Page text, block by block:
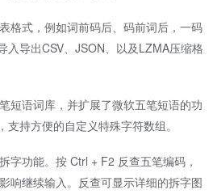
格式，例如词前码后、码前词后，一码
入导出CSV、JSON、以及LZMA压缩格
短语词库，并扩展了微软五笔短语的功
持方便的自定义特殊字符数组。
字功能。按 Ctrl + F2 反查五笔编码，
响继续输入。反查可显示详细的拆字图